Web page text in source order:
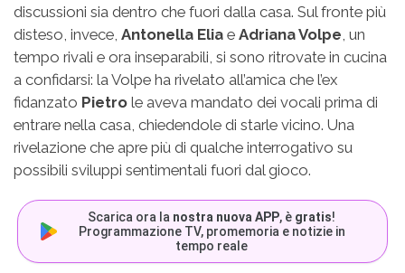
discussioni sia dentro che fuori dalla casa. Sul fronte più
disteso, invece, Antonella Elia e Adriana Volpe, un
tempo rivali e ora inseparabili, si sono ritrovate in cucina
a confidarsi: la Volpe ha rivelato all’amica che l’ex
fidanzato Pietro le aveva mandato dei vocali prima di
entrare nella casa, chiedendole di starle vicino. Una
rivelazione che apre più di qualche interrogativo su
possibili sviluppi sentimentali fuori dal gioco.
Scarica ora la nostra nuova APP, è gratis!
Programmazione TV, promemoria e notizie in
tempo reale